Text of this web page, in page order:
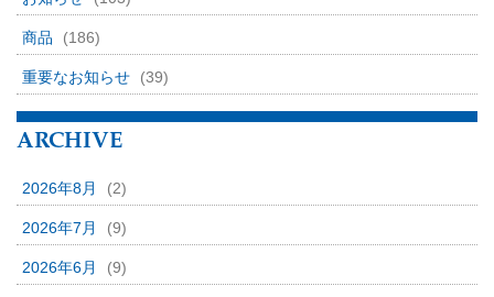
商品 (186)
重要なお知らせ (39)
ARCHIVE
2026年8月 (2)
2026年7月 (9)
2026年6月 (9)